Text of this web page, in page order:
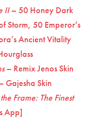
II– 50 Honey Dark
Storm, 50 Emperor’s
Ancient Vitality
– Remix Jenos Skin
Gajesha Skin
Frame: The Finest
App]